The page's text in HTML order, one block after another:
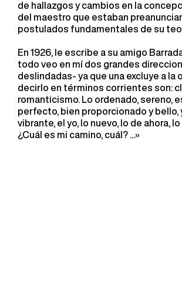
de hallazgos y cambios en la
del maestro que estaban
postulados fundamentales de su
En 1926, le escribe a su amigo
todo veo en mí dos grandes
deslindadas- ya que una excluye a la
decirlo en términos corrientes son:
romanticismo. Lo ordenado, sereno,
perfecto, bien proporcionado y bello,
vibrante, el yo, lo nuevo, lo de ahora, lo
¿Cuál es mi camino, cuál? ...»